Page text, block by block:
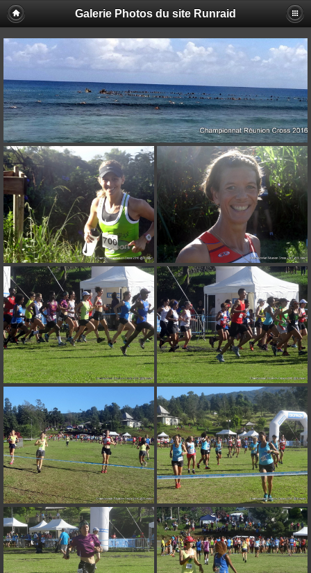
Galerie Photos du site Runraid